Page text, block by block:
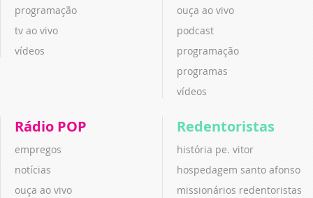
programação
tv ao vivo
vídeos
ouça ao vivo
podcast
programação
programas
vídeos
Rádio POP
empregos
notícias
ouça ao vivo
Redentoristas
história pe. vitor
hospedagem santo afonso
missionários redentoristas